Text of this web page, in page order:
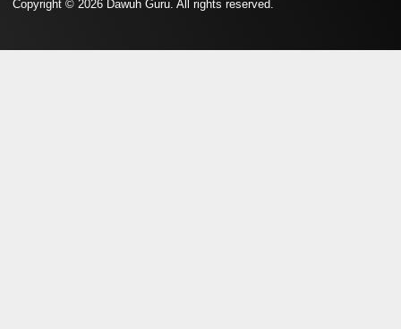
Copyright © 2026 Dawuh Guru. All rights reserved.